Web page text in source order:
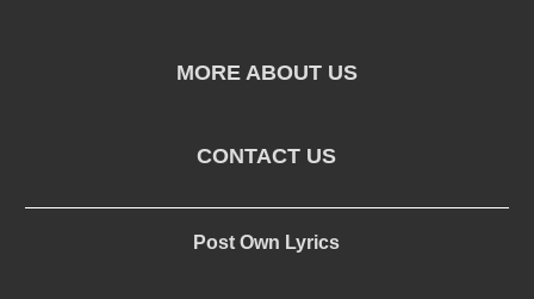
MORE ABOUT US
CONTACT US
Post Own Lyrics